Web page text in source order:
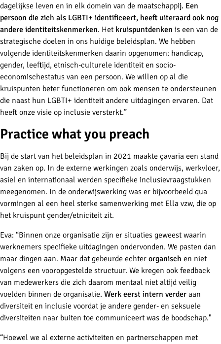
dagelijkse leven en in elk domein van de maatschappij. Een
persoon die zich als LGBTI+ identificeert, heeft uiteraard ook nog
andere identiteitskenmerken. Het kruispuntdenken is een van de
strategische doelen in ons huidige beleidsplan. We hebben
volgende identiteitskenmerken daarin opgenomen: handicap,
gender, leeftijd, etnisch-culturele identiteit en socio-
economischestatus van een persoon. We willen op al die
kruispunten beter functioneren om ook mensen te ondersteunen
die naast hun LGBTI+ identiteit andere uitdagingen ervaren. Dat
heeft onze visie op inclusie versterkt.”
Practice what you preach
Bij de start van het beleidsplan in 2021 maakte çavaria een stand
van zaken op. In de externe werkingen zoals onderwijs, werkvloer,
asiel en internationaal werden specifieke inclusievraagstukken
meegenomen. In de onderwijswerking was er bijvoorbeeld qua
vormingen al een heel sterke samenwerking met Ella vzw, die op
het kruispunt gender/etniciteit zit.
Eva: “Binnen onze organisatie zijn er situaties geweest waarin
werknemers specifieke uitdagingen ondervonden. We pasten dan
maar dingen aan. Maar dat gebeurde echter organisch en niet
volgens een vooropgestelde structuur. We kregen ook feedback
van medewerkers die zich daarom mentaal niet altijd veilig
voelden binnen de organisatie. Werk eerst intern verder aan
diversiteit en inclusie voordat je andere gender- en seksuele
diversiteiten naar buiten toe communiceert was de boodschap."
“Hoewel we al externe activiteiten en partnerschappen met